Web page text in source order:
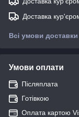
Доставка
Всі умови доставки
Умови оплати
Післяплата
Готівкою
Оплата картою